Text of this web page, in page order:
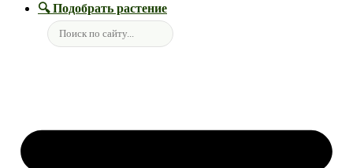
🔍 Подобрать растение